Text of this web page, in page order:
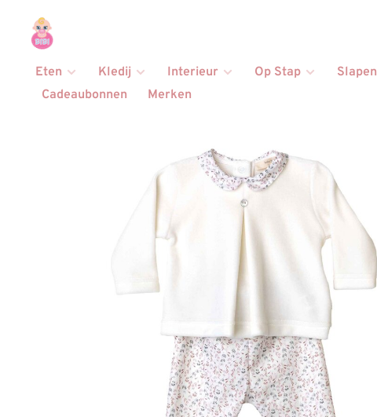
Eten Kledij Interieur Op Stap Slapen
Cadeaubonnen
Merken